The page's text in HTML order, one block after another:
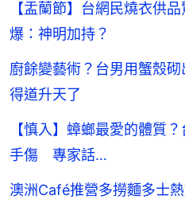
【盂蘭節】台網民燒衣供
爆：神明加持？
廚餘變藝術？台男用蟹殼
得道升天了
【慎入】蟑螂最愛的體質
手傷 專家話…
澳洲Café推營多撈麵多士